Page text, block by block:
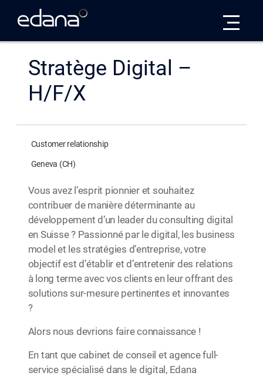
Stratège Digital –
H/F/X
Customer relationship
Geneva (CH)
Vous avez l’esprit pionnier et souhaitez
contribuer de manière déterminante au
développement d’un leader du consulting digital
en Suisse ? Passionné par le digital, les business
model et les stratégies d’entreprise, votre
objectif est d’établir et d’entretenir des relations
à long terme avec vos clients en leur offrant des
solutions sur-mesure pertinentes et innovantes
?
Alors nous devrions faire connaissance !
En tant que cabinet de conseil et agence full-
service spécialisé dans le digital, Edana